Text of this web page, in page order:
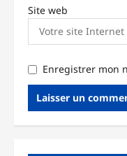
Site web
Enregistrer mon